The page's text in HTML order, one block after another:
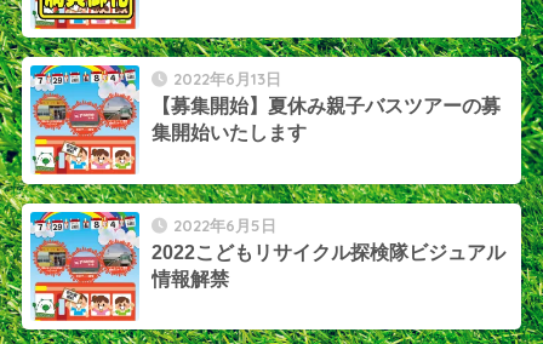
2022年6月13日
【募集開始】夏休み親子バスツアーの募
集開始いたします
2022年6月5日
2022こどもリサイクル探検隊ビジュアル
情報解禁